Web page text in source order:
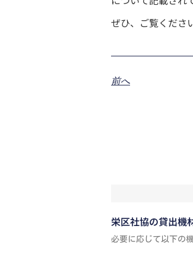
ぜひ、ご覧くださ
前へ
栄区社協の貸出機
必要に応じて以下の